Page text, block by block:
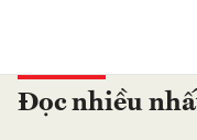
Đọc nhiều